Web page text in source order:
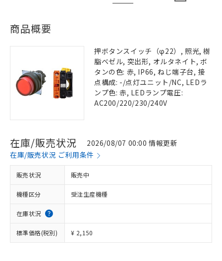
商品概要
押ボタンスイッチ（φ22）, 照光, 樹
脂ベゼル, 突出形, オルタネイト, ボ
タンの色: 赤, IP66, ねじ端子台, 接
点構成: -/点灯ユニット/NC, LEDラ
ンプ色: 赤, LEDランプ電圧:
AC200/220/230/240V
在庫/販売状況
2026/08/07 00:00 情報更新
在庫/販売状況 ご利用条件
販売状況 販売中
機種区分 受注生産機種
在庫状況
標準価格(税別) ¥ 2,150